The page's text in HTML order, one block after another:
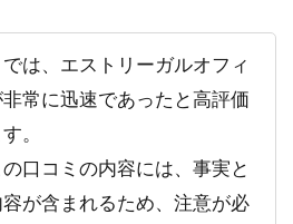
は、エストリーガルオフィ
常に迅速であったと高評価
。
口コミの内容には、事実と
が含まれるため、注意が必